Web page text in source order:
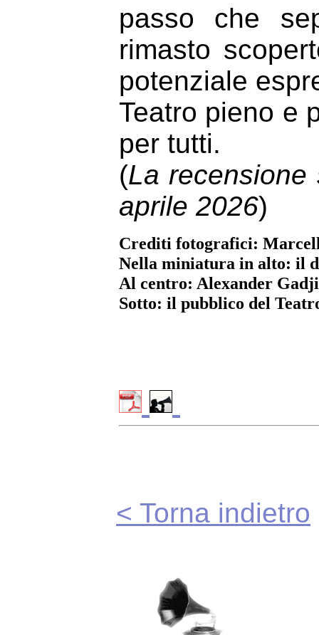
passo che
rimasto
potenziale
Teatro pieno e
per tutti.
(La
aprile 2026)
Crediti fotografici:
Nella miniatura in alto: il
Al centro: Alexander
Sotto: il pubblico del
< Torna indietro